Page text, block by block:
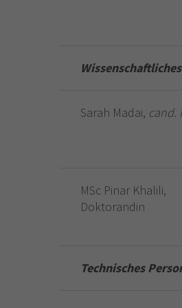
Sarah Madai, cand.
MSc Pinar Khalili,
Doktorandin
Technisches